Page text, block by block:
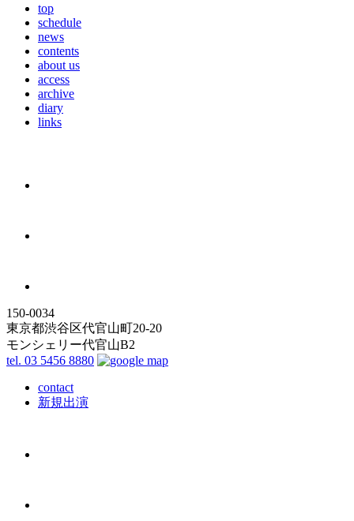
top
schedule
news
contents
about us
access
archive
diary
links
150-0034
東京都渋谷区代官山町20-20
モンシェリー代官山B2
tel. 03 5456 8880
contact
新規出演